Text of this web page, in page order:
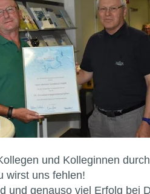
und Kolleginnen
wirst uns fehlen!
und genauso viel Erfolg bei